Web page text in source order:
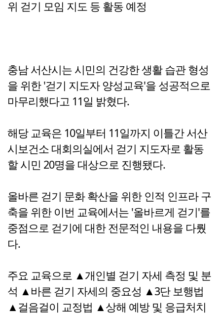
위 걷기 모임 지도 등 활동 예정
충남 서산시는 시민의 건강한 생활 습관 형성
을 위한 '걷기 지도자 양성교육'을 성공적으로
마무리했다고 11일 밝혔다.
해당 교육은 10일부터 11일까지 이틀간 서산
시보건소 대회의실에서 걷기 지도자로 활동
할 시민 20명을 대상으로 진행됐다.
올바른 걷기 문화 확산을 위한 인적 인프라 구
축을 위한 이번 교육에서는 '올바르게 걷기'를
중점으로 걷기에 대한 전문적인 내용을 다뤘
다.
주요 교육으로 ▲개인별 걷기 자세 측정 및 분
석 ▲바른 걷기 자세의 중요성 ▲3단 보행법
▲걸음걸이 교정법 ▲상해 예방 및 응급처치